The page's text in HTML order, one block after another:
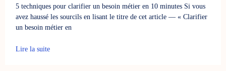
5 techniques pour clarifier un besoin métier en 10 minutes Si vous
avez haussé les sourcils en lisant le titre de cet article — « Clarifier
un besoin métier en
Lire la suite